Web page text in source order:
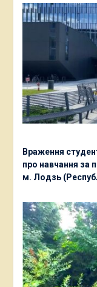
Враження
про навчання за
м. Лодзь